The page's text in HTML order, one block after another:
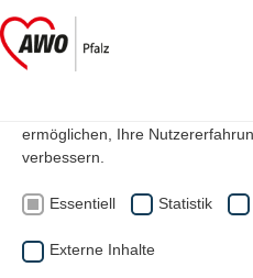
Great place to
Auf unserer Webseite werden
ermöglichen, Ihre
verbessern.
Essentiell Statistik
Externe Inhalte